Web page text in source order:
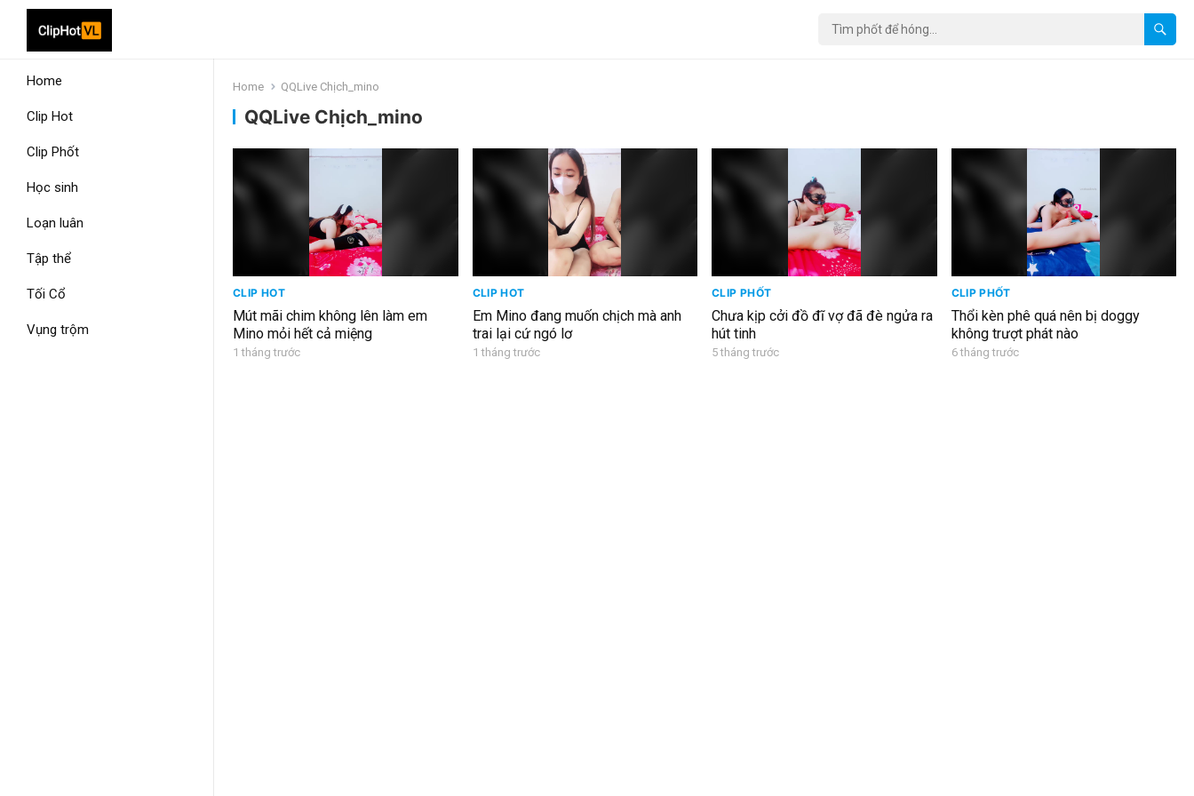
Home
Clip Hot
Clip Phốt
Học sinh
Loạn luân
Tập thể
Tối Cổ
Vụng trộm
Home QQLive Chịch_mino
QQLive Chịch_mino
CLIP HOT
Mút mãi chim không lên làm em
Mino mỏi hết cả miệng
1 tháng trước
CLIP HOT
Em Mino đang muốn chịch mà anh
trai lại cứ ngó lơ
1 tháng trước
CLIP PHỐT
Chưa kịp cởi đồ đĩ vợ đã đè ngửa ra
hút tinh
5 tháng trước
CLIP PHỐT
Thổi kèn phê quá nên bị doggy
không trượt phát nào
6 tháng trước